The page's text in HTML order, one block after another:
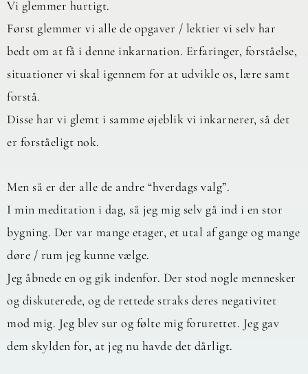
Vi glemmer hurtigt.
Først glemmer vi alle de opgaver / lektier vi selv har
bedt om at få i denne inkarnation. Erfaringer, forståelse,
situationer vi skal igennem for at udvikle os, lære samt
forstå.
Disse har vi glemt i samme øjeblik vi inkarnerer, så det
er forståeligt nok.
Men så er der alle de andre “hverdags valg”.
I min meditation i dag, så jeg mig selv gå ind i en stor
bygning. Der var mange etager, et utal af gange og mange
døre / rum jeg kunne vælge.
Jeg åbnede en og gik indenfor. Der stod nogle mennesker
og diskuterede, og de rettede straks deres negativitet
mod mig. Jeg blev sur og følte mig forurettet. Jeg gav
dem skylden for, at jeg nu havde det dårligt.